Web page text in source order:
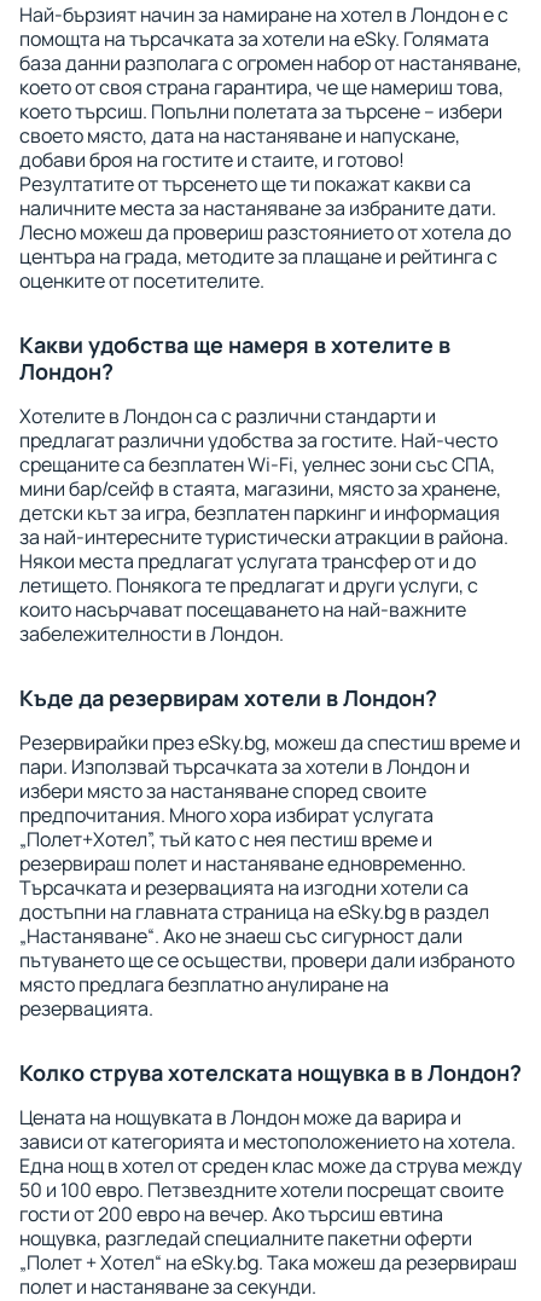
Най-бързият начин за намиране на хотел в Лондон е с
помощта на търсачката за хотели на eSky. Голямата
база данни разполага с огромен набор от настаняване,
което от своя страна гарантира, че ще намериш това,
което търсиш. Попълни полетата за търсене – избери
своето място, дата на настаняване и напускане,
добави броя на гостите и стаите, и готово!
Резултатите от търсенето ще ти покажат какви са
наличните места за настаняване за избраните дати.
Лесно можеш да провериш разстоянието от хотела до
центъра на града, методите за плащане и рейтинга с
оценките от посетителите.
Какви удобства ще намеря в хотелите в
Лондон?
Хотелите в Лондон са с различни стандарти и
предлагат различни удобства за гостите. Най-често
срещаните са безплатен Wi-Fi, уелнес зони със СПА,
мини бар/сейф в стаята, магазини, място за хранене,
детски кът за игра, безплатен паркинг и информация
за най-интересните туристически атракции в района.
Някои места предлагат услугата трансфер от и до
летището. Понякога те предлагат и други услуги, с
които насърчават посещаването на най-важните
забележителности в Лондон.
Къде да резервирам хотели в Лондон?
Резервирайки през eSky.bg, можеш да спестиш време и
пари. Използвай търсачката за хотели в Лондон и
избери място за настаняване според своите
предпочитания. Много хора избират услугата
„Полет+Хотел”, тъй като с нея пестиш време и
резервираш полет и настаняване едновременно.
Търсачката и резервацията на изгодни хотели са
достъпни на главната страница на eSky.bg в раздел
„Настаняване“. Ако не знаеш със сигурност дали
пътуването ще се осъществи, провери дали избраното
място предлага безплатно анулиране на
резервацията.
Колко струва хотелската нощувка в в Лондон?
Цената на нощувката в Лондон може да варира и
зависи от категорията и местоположението на хотела.
Една нощ в хотел от среден клас може да струва между
50 и 100 евро. Петзвездните хотели посрещат своите
гости от 200 евро на вечер. Ако търсиш евтина
нощувка, разгледай специалните пакетни оферти
„Полет + Хотел“ на eSky.bg. Така можеш да резервираш
полет и настаняване за секунди.